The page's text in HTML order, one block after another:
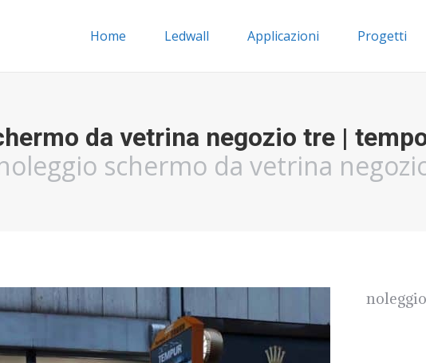
Home Ledwall Applicazioni Progetti
da vetrina negozio tre |
schermo da vetrina